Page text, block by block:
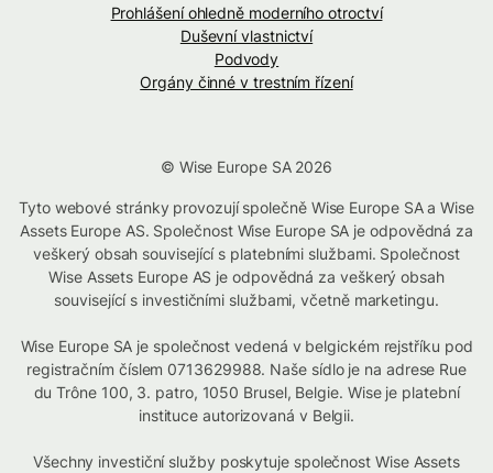
Prohlášení ohledně moderního otroctví
Duševní vlastnictví
Podvody
Orgány činné v trestním řízení
© Wise Europe SA 2026
Tyto webové stránky provozují společně Wise Europe SA a Wise
Assets Europe AS. Společnost Wise Europe SA je odpovědná za
veškerý obsah související s platebními službami. Společnost
Wise Assets Europe AS je odpovědná za veškerý obsah
související s investičními službami, včetně marketingu.
Wise Europe SA je společnost vedená v belgickém rejstříku pod
registračním číslem 0713629988. Naše sídlo je na adrese Rue
du Trône 100, 3. patro, 1050 Brusel, Belgie. Wise je platební
instituce autorizovaná v Belgii.
Všechny investiční služby poskytuje společnost Wise Assets